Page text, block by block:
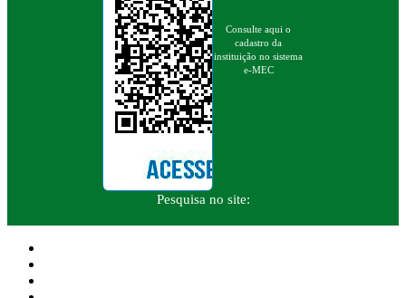
Consulte aqui o
cadastro da
instituição no sistema
e-MEC
Pesquisa no site: